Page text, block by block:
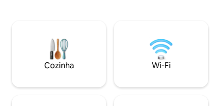
luxuosos, convidativos e elegantes! Um
passeio por algumas das principais
atrações, parques e cafés de Glasgow
Adequado para crianças e animais de
patas são bem-vindos.
estilo e a idade
todos os
estilo de vida de
completa, vidros
Cozinha Wi-Fi